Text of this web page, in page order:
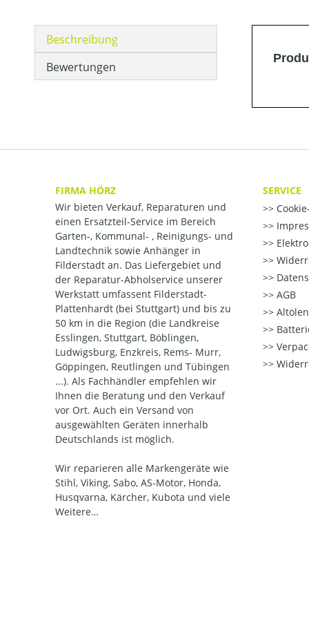
Beschreibung
Bewertungen
FIRMA HÖRZ
Wir bieten Verkauf, Reparaturen und
einen Ersatzteil-Service im Bereich
Garten-, Kommunal- , Reinigungs- und
Landtechnik sowie Anhänger in
Filderstadt an. Das Liefergebiet und
der Reparatur-Abholservice unserer
Werkstatt umfassent Filderstadt-
Plattenhardt (bei Stuttgart) und bis zu
50 km in die Region (die Landkreise
Esslingen, Stuttgart, Böblingen,
Ludwigsburg, Enzkreis, Rems- Murr,
Göppingen, Reutlingen und Tübingen
...). Als Fachhändler empfehlen wir
Ihnen die Beratung und den Verkauf
vor Ort. Auch ein Versand von
ausgewählten Geräten innerhalb
Deutschlands ist möglich.
Wir reparieren alle Markengeräte wie
Stihl, Viking, Sabo, AS-Motor, Honda,
Husqvarna, Kärcher, Kubota und viele
Weitere…
SERVICE
AGB